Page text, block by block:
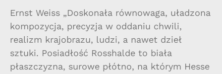
Ernst Weiss „Doskonała równowaga, uładzona
kompozycja, precyzja w oddaniu chwili,
realizm krajobrazu, ludzi, a nawet dzieł
sztuki. Posiadłość Rosshalde to biała
płaszczyzna, surowe płótno, na którym Hesse